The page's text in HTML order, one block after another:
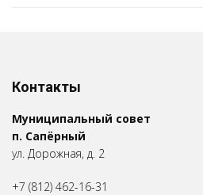
Контакты
Муниципальный совет
п. Сапёрный
ул. Дорожная, д. 2
+7 (812) 462-16-31